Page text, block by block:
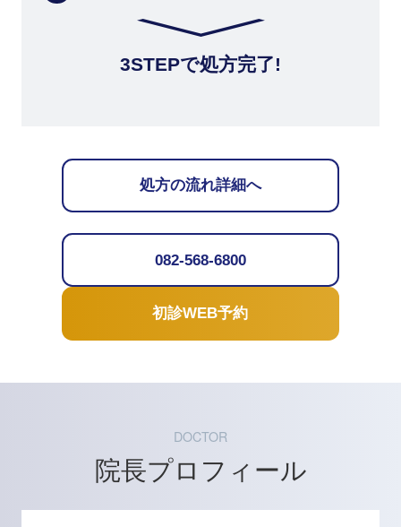
3STEPで処方完了!
処方の流れ詳細へ
082-568-6800
初診WEB予約
DOCTOR
院長プロフィール